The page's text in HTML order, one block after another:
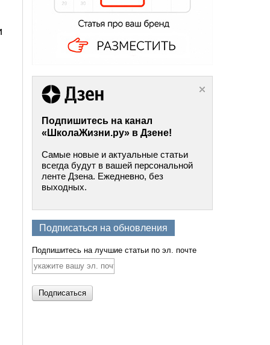
Подпишитесь на канал
«ШколаЖизни.ру» в Дзене!
Самые новые и актуальные статьи
всегда будут в вашей персональной
ленте Дзена. Ежедневно, без
выходных.
Подписаться на обновления
Подпишитесь на лучшие статьи по эл. почте